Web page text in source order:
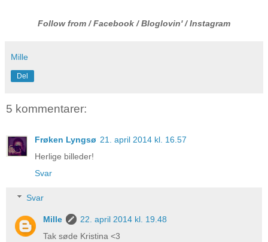
Follow from /Facebook/Bloglovin' /Instagram
Mille
Del
5 kommentarer:
Frøken Lyngsø 21. april 2014 kl. 16.57
Herlige billeder!
Svar
Svar
Mille
22. april 2014 kl. 19.48
Tak søde Kristina <3